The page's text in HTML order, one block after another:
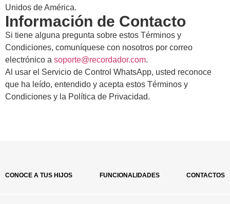
Unidos de América.
Información de Contacto
Si tiene alguna pregunta sobre estos Términos y
Condiciones, comuníquese con nosotros por correo
electrónico a soporte@recordador.com.
Al usar el Servicio de Control WhatsApp, usted reconoce
que ha leído, entendido y acepta estos Términos y
Condiciones y la Política de Privacidad.
CONOCE A TUS HIJOS FUNCIONALIDADES CONTACTOS